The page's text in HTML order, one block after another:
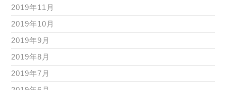
2019年11月
2019年10月
2019年9月
2019年8月
2019年7月